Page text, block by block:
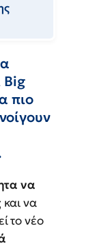
Big
πιο
να
και να
το νέο